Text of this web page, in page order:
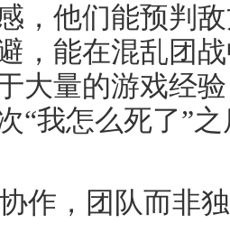
，他们能预判
，能在混乱团
大量的游戏经
“我怎么死了”
作，团队而非